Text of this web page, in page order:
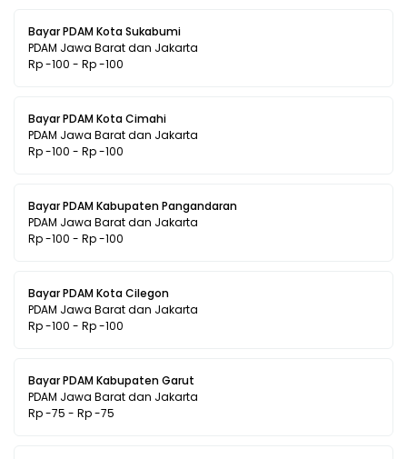
Bayar PDAM Kota Sukabumi
PDAM Jawa Barat dan Jakarta
Rp -100 - Rp -100
Bayar PDAM Kota Cimahi
PDAM Jawa Barat dan Jakarta
Rp -100 - Rp -100
Bayar PDAM Kabupaten Pangandaran
PDAM Jawa Barat dan Jakarta
Rp -100 - Rp -100
Bayar PDAM Kota Cilegon
PDAM Jawa Barat dan Jakarta
Rp -100 - Rp -100
Bayar PDAM Kabupaten Garut
PDAM Jawa Barat dan Jakarta
Rp -75 - Rp -75